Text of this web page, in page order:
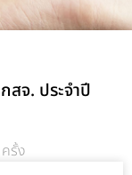
สจ. ประจำปี
รั้ง